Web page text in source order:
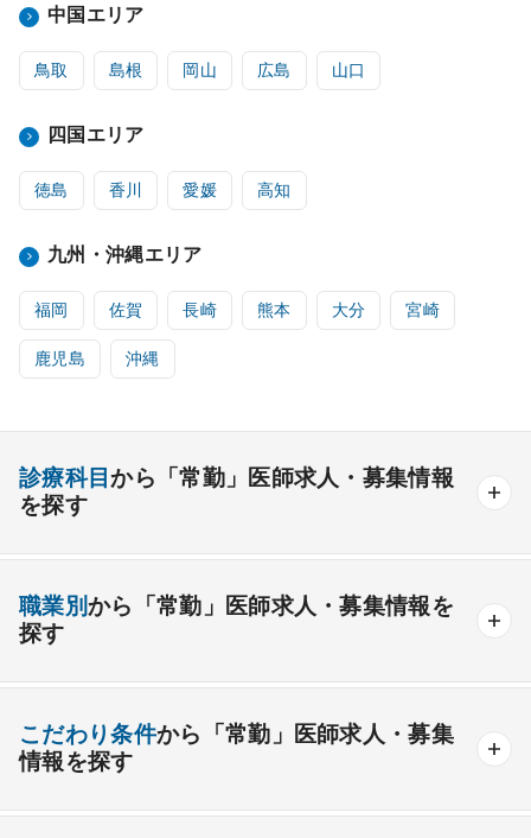
中国エリア
鳥取 島根 岡山 広島 山口
四国エリア
徳島 香川 愛媛 高知
九州・沖縄エリア
福岡 佐賀 長崎 熊本 大分 宮崎
鹿児島 沖縄
診療科目から「常勤」医師求人・募集情報
を探す
内科系
一般内科 呼吸器内科 消化器内科 循環器内科
老人内科 リウマチ内科 総合診療科
職業別から「常勤」医師求人・募集情報を
探す
こだわり条件から「常勤」医師求人・募集
情報を探す